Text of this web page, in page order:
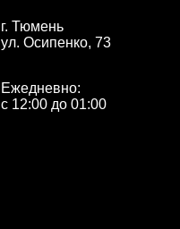
г. Тюмень
ул. Осипенко, 73
Ежедневно:
с 12:00 до 01:00